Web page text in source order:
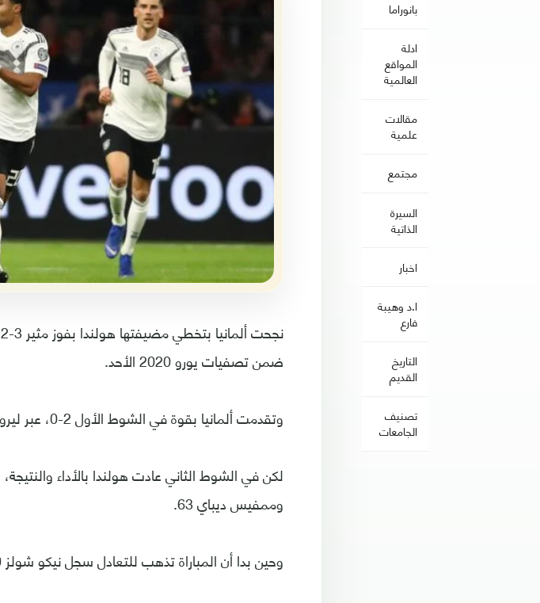
بانوراما
ادلة
المواقع
العالمية
مقالات
علمية
مجتمع
السيرة
الذاتية
اخبار
ا.د وهيبة
فارع
التاريخ
القديم
تصنيف
الجامعات
ضمن تصفيات يورو 2020 الأحد.
وتقدمت ألمانيا بقوة في الشوط الأول 2-0، عبر ليروي سانيه 15، وسيرجي غنابري 34.
وممفيس ديباي 63.
وحين بدا أن المباراة تذهب للتعادل سجل نيكو شولز 90 هدف الفوز للمانشافت.